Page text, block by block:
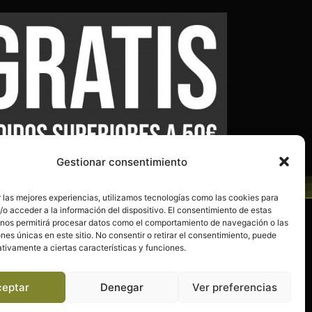
Gestionar consentimiento
las mejores experiencias, utilizamos tecnologías como las cookies para
o acceder a la información del dispositivo. El consentimiento de estas
permitirá procesar datos como el comportamiento de navegación o las
únicas en este sitio. No consentir o retirar el consentimiento, puede
a ciertas características y funciones.
Denegar Ver preferencias
Política de privacidad
Política de cookies (UE)
Términos y condiciones